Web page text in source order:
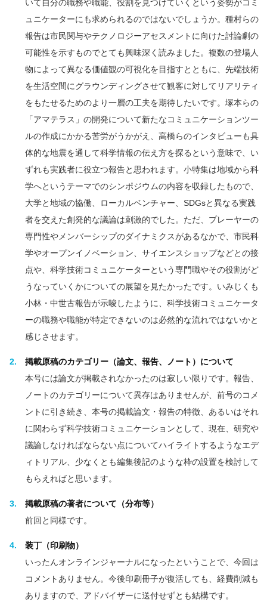
いて自分の職務や職能、役割を見つけていくという姿勢がコミ
ュニケーターにも求められるのではないでしょうか。種村らの
報告は市民関与やテクノロジーアセスメントに向けた討論劇の
可能性を示すものでとても興味深く読みました。複数の登場人
物によって異なる価値観の可視化を目指すとともに、先端技術
を生活空間にグラウンディングさせて観客に対してリアリティ
をもたせるためのより一層の工夫を期待したいです。塚本らの
「アマテラス」の開発について新たなコミュニケーションツー
ルの作成にかかる苦労がうかがえ、高橋らのインタビューも具
体的な地震を通して科学情報の伝え方を探るという意味で、い
ずれも実践者に役立つ報告と思われます。小特集は地域から科
学へというテーマでのシンポジウムの内容を収録したもので、
大学と地域の協働、ローカルベンチャー、SDGsと異なる実践
者を交えた創発的な議論は刺激的でした。ただ、プレーヤーの
専門性やメンバーシップのダイナミクスがあるなかで、市民科
学やオープンイノベーション、サイエンスショップなどとの接
点や、科学技術コミュニケーターという専門職やその役割がど
うなっていくかについての展望を見たかったです。いみじくも
小林・中世古報告が示唆したように、科学技術コミュニケータ
ーの職務や職能が特定できないのは必然的な流れではないかと
感じさせます。
掲載原稿のカテゴリー（論文、報告、ノート）について
本号には論文が掲載されなかったのは寂しい限りです。報告、
ノートのカテゴリーについて異存はありませんが、前号のコメ
ントに引き続き、本号の掲載論文・報告の特徴、あるいはそれ
に関わらず科学技術コミュニケーションとして、現在、研究や
議論しなければならない点についてハイライトするようなエデ
ィトリアル、少なくとも編集後記のような枠の設置を検討して
もらえればと思います。
掲載原稿の著者について（分布等）
前回と同様です。
装丁（印刷物）
いったんオンラインジャーナルになったということで、今回は
コメントありません。今後印刷冊子が復活しても、経費削減も
ありますので、アドバイザーに送付せずとも結構です。